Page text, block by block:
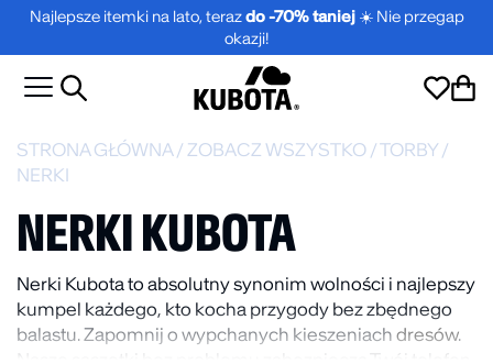
Najlepsze itemki na lato, terazdo -70% taniej☀️ Nie przegap
okazji!
STRONA GŁÓWNA / ZOBACZ WSZYSTKO /TORBY /
NERKI
NERKI KUBOTA
Nerki Kubota to absolutny synonim wolności i najlepszy
kumpel każdego, kto kocha przygody bez zbędnego
balastu. Zapomnij o wypchanych kieszeniach dresów.